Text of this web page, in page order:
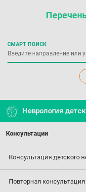
СМАРТ ПОИСК
Неврология
Консультации
Консультация детского
Повторная консультация